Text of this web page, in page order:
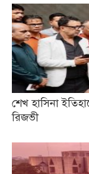
শেখ হাসিনা
রিজভী